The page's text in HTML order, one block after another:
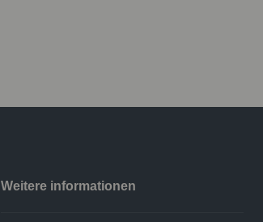
Weitere informationen